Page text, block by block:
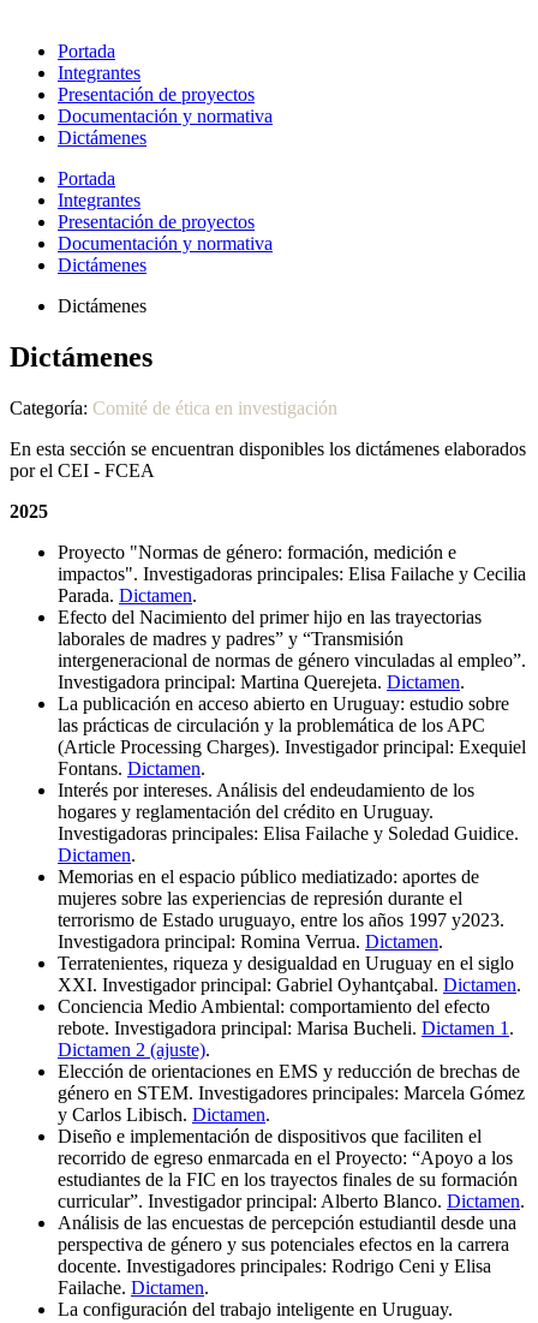
Portada
Integrantes
Presentación de proyectos
Documentación y normativa
Dictámenes
Portada
Integrantes
Presentación de proyectos
Documentación y normativa
Dictámenes
Dictámenes
Dictámenes
Categoría: Comité de ética en investigación
En esta sección se encuentran disponibles los dictámenes elaborados
por el CEI - FCEA
2025
Proyecto "Normas de género: formación, medición e
impactos". Investigadoras principales: Elisa Failache y Cecilia
Parada. Dictamen.
Efecto del Nacimiento del primer hijo en las trayectorias
laborales de madres y padres” y “Transmisión
intergeneracional de normas de género vinculadas al empleo”.
Investigadora principal: Martina Querejeta. Dictamen.
La publicación en acceso abierto en Uruguay: estudio sobre
las prácticas de circulación y la problemática de los APC
(Article Processing Charges). Investigador principal: Exequiel
Fontans. Dictamen.
Interés por intereses. Análisis del endeudamiento de los
hogares y reglamentación del crédito en Uruguay.
Investigadoras principales: Elisa Failache y Soledad Guidice.
Dictamen.
Memorias en el espacio público mediatizado: aportes de
mujeres sobre las experiencias de represión durante el
terrorismo de Estado uruguayo, entre los años 1997 y2023.
Investigadora principal: Romina Verrua. Dictamen.
Terratenientes, riqueza y desigualdad en Uruguay en el siglo
XXI. Investigador principal: Gabriel Oyhantçabal. Dictamen.
Conciencia Medio Ambiental: comportamiento del efecto
rebote. Investigadora principal: Marisa Bucheli. Dictamen 1 .
Dictamen 2 (ajuste).
Elección de orientaciones en EMS y reducción de brechas de
género en STEM. Investigadores principales: Marcela Gómez
y Carlos Libisch. Dictamen.
Diseño e implementación de dispositivos que faciliten el
recorrido de egreso enmarcada en el Proyecto: “Apoyo a los
estudiantes de la FIC en los trayectos finales de su formación
curricular”. Investigador principal: Alberto Blanco. Dictamen.
Análisis de las encuestas de percepción estudiantil desde una
perspectiva de género y sus potenciales efectos en la carrera
docente. Investigadores principales: Rodrigo Ceni y Elisa
Failache. Dictamen.
La configuración del trabajo inteligente en Uruguay.